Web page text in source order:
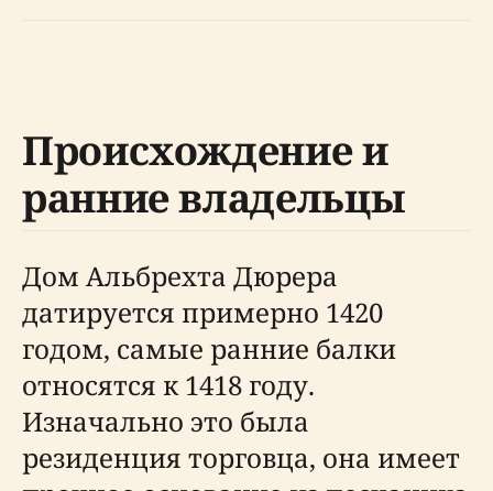
Происхождение и
ранние владельцы
Дом Альбрехта Дюрера
датируется примерно 1420
годом, самые ранние балки
относятся к 1418 году.
Изначально это была
резиденция торговца, она имеет